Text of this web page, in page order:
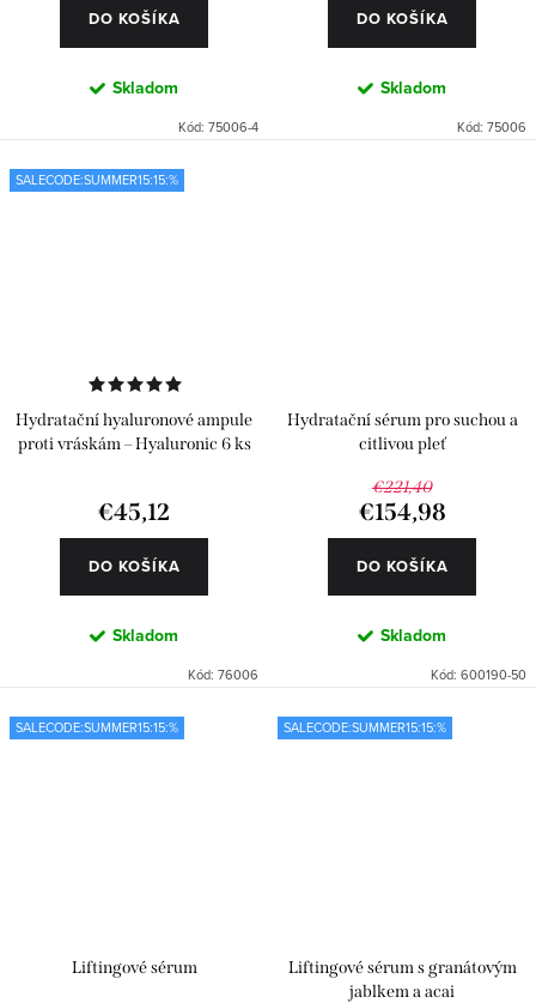
DO KOŠÍKA
Skladom
Kód: 75006-4
DO KOŠÍKA
Skladom
Kód: 75006
SALECODE:SUMMER15:15:%
Hydratační hyaluronové ampule
proti vráskám – Hyaluronic 6 ks
€45,12
DO KOŠÍKA
Skladom
Kód: 76006
Hydratační sérum pro suchou a
citlivou pleť
€221,40
€154,98
DO KOŠÍKA
Skladom
Kód: 600190-50
SALECODE:SUMMER15:15:%
Liftingové sérum
SALECODE:SUMMER15:15:%
Liftingové sérum s granátovým
jablkem a acai